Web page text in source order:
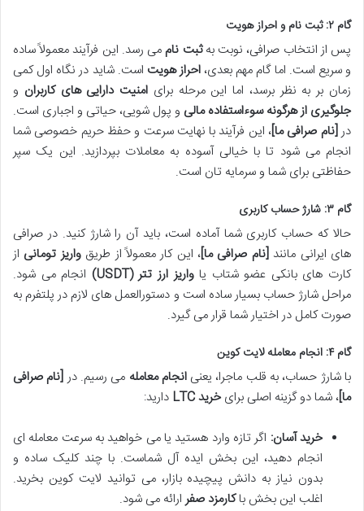
گام ۲: ثبت نام و احراز هویت
پس از انتخاب صرافی، نوبت بهثبت نام می رسد. این فرآیند معمولاً ساده
و سریع است. اما گام مهم بعدی، احراز هویت است. شاید در نگاه اول کمی
زمان بر به نظر برسد، اما این مرحله برای امنیت دارایی های کاربران و
جلوگیری از هرگونه سوءاستفاده مالی و پول شویی، حیاتی و اجباری است.
در[نام صرافی ما]، این فرآیند با نهایت سرعت و حفظ حریم خصوصی شما
انجام می شود تا با خیالی آسوده به معاملات بپردازید. این یک سپر
حفاظتی برای شما و سرمایه تان است.
گام ۳: شارژ حساب کاربری
حالا که حساب کاربری شما آماده است، باید آن را شارژ کنید. در صرافی
های ایرانی مانند[نام صرافی ما]، این کار معمولاً از طریقواریز تومانی از
کارت های بانکی عضو شتاب یاواریز ارز تتر (USDT)
انجام می شود.
مراحل شارژ حساب بسیار ساده است و دستورالعمل های لازم در پلتفرم به
صورت کامل در اختیار شما قرار می گیرد.
گام ۴: انجام معامله لایت کوین
با شارژ حساب، به قلب ماجرا، یعنیانجام معامله می رسیم. در[نام صرافی
ما]، شما دو گزینه اصلی برایخرید LTC
دارید:
خرید آسان: اگر تازه وارد هستید یا می خواهید به سرعت معامله ای
انجام دهید، این بخش ایده آل شماست. با چند کلیک ساده و
بدون نیاز به دانش پیچیده بازار، می توانید لایت کوین بخرید.
اغلب این بخش باکارمزد صفرارائه می شود.